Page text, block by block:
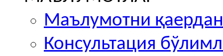
Маълумотни
Консультация